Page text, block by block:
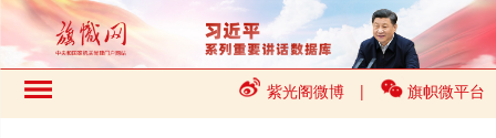
紫光阁微博 | 旗帜微平台